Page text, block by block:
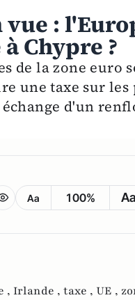
vue :
Chypre ?
de la zone
une taxe sur
d'un
Aa 100% Aa
, Irlande , taxe , UE ,